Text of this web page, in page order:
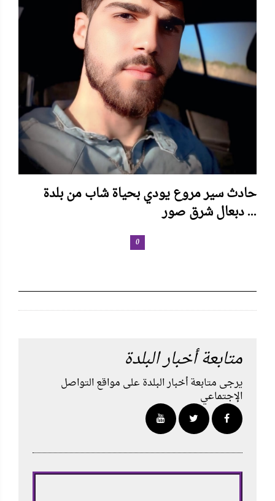
حادث سير مروع يودي بحياة شاب من بلدة
دبعال شرق صور ...
0
متابعة أخبار البلدة
يرجى متابعة أخبار البلدة على مواقع التواصل
الإجتماعي